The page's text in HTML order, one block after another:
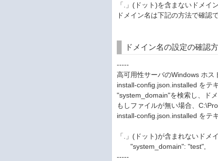
「.」(ドット)を含まないドメ
ドメイン名は下記の方法で確認
ドメイン名の設定の確認
-----
高可用性サーバのWindows ホ
install-config.json.installed をテ
"system_domain"を検索し、ド
もしファイルが無い場合、
install-config.json.installed をテ
「.」(ドット)が含まれないドメ
"system_domain": "test",
-----